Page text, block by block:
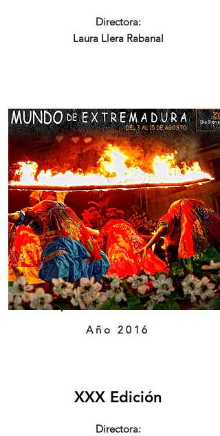
Directora:
Laura Llera Rabanal
Año 2016
XXX Edición
Directora: